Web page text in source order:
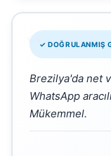
✓ DOĞRULANMIŞ
“
Brezilya'da net
WhatsApp
Mükemmel.